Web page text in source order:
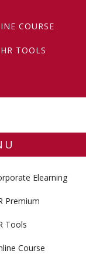
COURSE
TOOLS
Elearning
Premium
Tools
Course